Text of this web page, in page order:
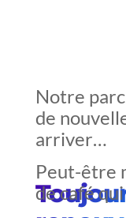
Notre
de
arriver…
Peut-être
de café